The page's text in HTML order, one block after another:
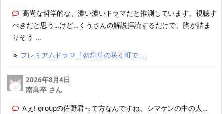
高尚な哲学的な、濃い濃いドラマだと推測しています。視聴す
べきだと思う…けど…くうさんの解説拝読するだけで、胸が詰ま
りそう ...
プレミアムドラマ『勿忘草の咲く町で ...
2026年8月4日
南高卒 さん
Aぇ! groupの佐野君って方なんですね、シマケンの中の人…